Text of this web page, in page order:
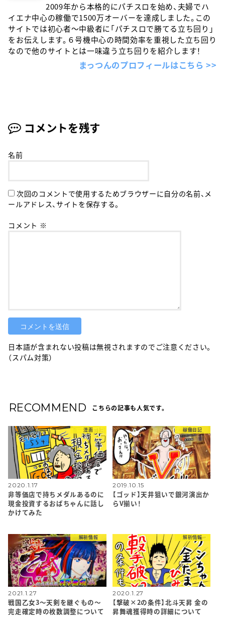
2009年から本格的にパチスロを始め、夫婦でハ
イエナ中心の稼働で1500万オーバーを達成しました。この
サイトでは初心者〜中級者に「パチスロで勝てる立ち回り」
をお伝えします。６号機中心の時間効率を重視した立ち回り
なので他のサイトとは一味違う立ち回りを紹介します！
まっつんのプロフィールはこちら >>
コメントを残す
名前
次回のコメントで使用するためブラウザーに自分の名前、メ
ールアドレス、サイトを保存する。
コメント ※
日本語が含まれない投稿は無視されますのでご注意ください。
（スパム対策）
RECOMMEND こちらの記事も人気です。
漫画
2020.1.17
非等価店で持ちメダルあるのに
現金投資するおばちゃんに話し
かけてみた
稼働日記
2019.10.15
【ゴッド】天井狙いで銀河演出か
らV揃い！
解析情報
2021.1.27
戦国乙女3～天剣を継ぐもの～
完走確定時の枚数調整について
解析情報
2020.1.27
【撃破×2の条件】北斗天昇 金の
昇舞魂獲得時の詳細について